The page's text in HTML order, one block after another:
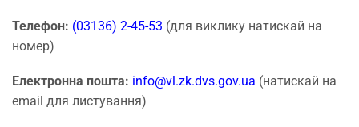
Телефон: (03136) 2-45-53 (для виклику натискай на
номер)
Електронна пошта: info@vl.zk.dvs.gov.ua (натискай на
email для листування)